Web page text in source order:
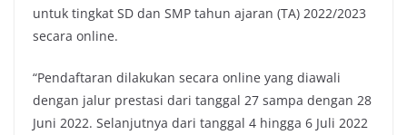
untuk tingkat SD dan SMP tahun ajaran (TA) 2022/2023
secara online.
“Pendaftaran dilakukan secara online yang diawali
dengan jalur prestasi dari tanggal 27 sampa dengan 28
Juni 2022. Selanjutnya dari tanggal 4 hingga 6 Juli 2022